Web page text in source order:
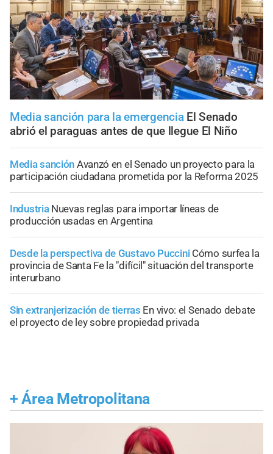
Media sanción para la emergencia El Senado
abrió el paraguas antes de que llegue El Niño
Media sanción Avanzó en el Senado un proyecto para la
participación ciudadana prometida por la Reforma 2025
Industria Nuevas reglas para importar líneas de
producción usadas en Argentina
Desde la perspectiva de Gustavo Puccini Cómo surfea la
provincia de Santa Fe la "difícil" situación del transporte
interurbano
Sin extranjerización de tierras En vivo: el Senado debate
el proyecto de ley sobre propiedad privada
+ Área Metropolitana